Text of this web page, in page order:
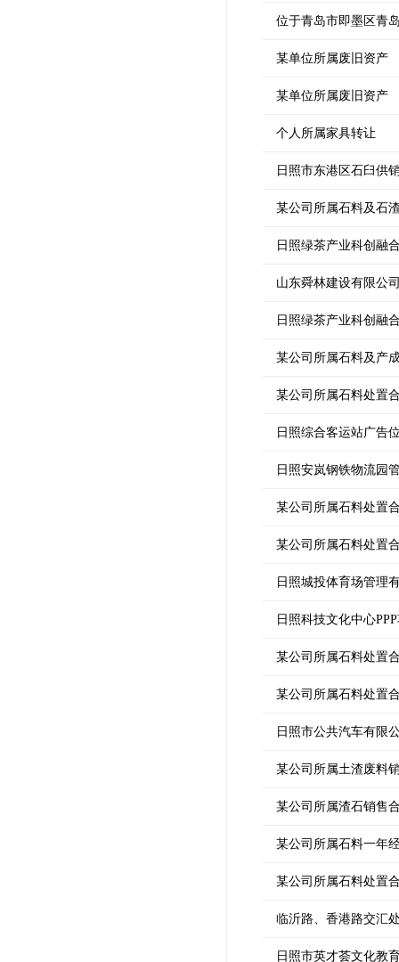
位于青岛市即墨区青
某单位所属废旧资产
某单位所属废旧资产
个人所属家具转让
日照市东港区石臼供
某公司所属石料及石
日照绿茶产业科创融
山东舜林建设有限公
日照绿茶产业科创融
某公司所属石料及产
某公司所属石料处置
日照综合客运站广告
日照安岚钢铁物流园
某公司所属石料处置
某公司所属石料处置
日照城投体育场管理
日照科技文化中心
某公司所属石料处置
某公司所属石料处置
日照市公共汽车有限
某公司所属土渣废料
某公司所属渣石销售
某公司所属石料一年
某公司所属石料处置
临沂路、香港路交汇
日照市英才荟文化教